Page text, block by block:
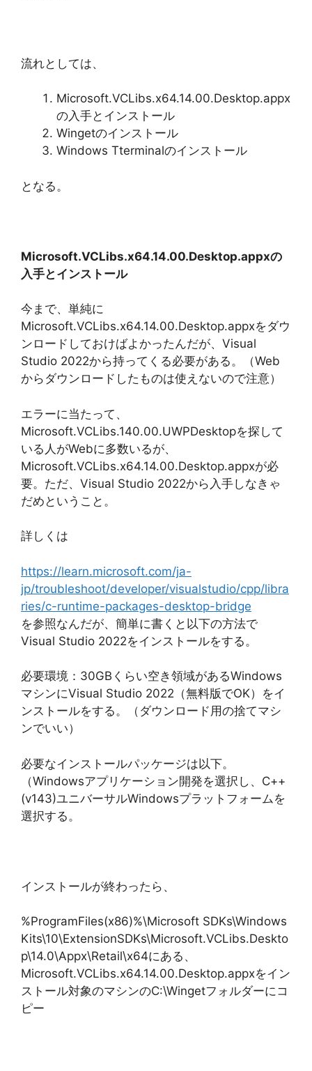
流れとしては、
Microsoft.VCLibs.x64.14.00.Desktop.appx
の入手とインストール
Wingetのインストール
Windows Tterminalのインストール
となる。
Microsoft.VCLibs.x64.14.00.Desktop.appxの
入手とインストール
今まで、単純に
Microsoft.VCLibs.x64.14.00.Desktop.appxをダウ
ンロードしておけばよかったんだが、Visual
Studio 2022から持ってくる必要がある。（Web
からダウンロードしたものは使えないので注意）
エラーに当たって、
Microsoft.VCLibs.140.00.UWPDesktopを探して
いる人がWebに多数いるが、
Microsoft.VCLibs.x64.14.00.Desktop.appxが必
要。ただ、Visual Studio 2022から入手しなきゃ
だめということ。
詳しくは
https://learn.microsoft.com/ja-
jp/troubleshoot/developer/visualstudio/cpp/libra
ries/c-runtime-packages-desktop-bridge
を参照なんだが、簡単に書くと以下の方法で
Visual Studio 2022をインストールをする。
必要環境：30GBくらい空き領域があるWindows
マシンにVisual Studio 2022（無料版でOK）をイ
ンストールをする。（ダウンロード用の捨てマシ
ンでいい）
必要なインストールパッケージは以下。
（Windowsアプリケーション開発を選択し、C++
(v143)ユニバーサルWindowsプラットフォームを
選択する。
インストールが終わったら、
%ProgramFiles(x86)%\Microsoft SDKs\Windows
Kits\10\ExtensionSDKs\Microsoft.VCLibs.Deskto
p\14.0\Appx\Retail\x64にある、
Microsoft.VCLibs.x64.14.00.Desktop.appxをイン
ストール対象のマシンのC:\Wingetフォルダーにコ
ピー